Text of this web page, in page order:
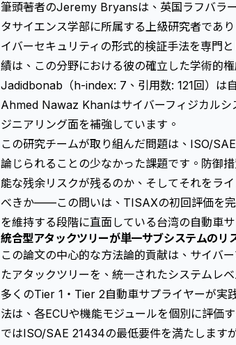
筆頭著者のJeremy Bryansは、英国ラフバラ
タサイエンス学部に所属する上級研究者であ
イバーセキュリティの形式的検証手法を専門
績は、この分野における彼の確立した学術的
Jadidbonab（h-index: 7、引用数: 121回）は
Ahmed Nawaz Khanはサイバーフィジカルシ
ジニアリング面を補強しています。
この研究チームが取り組んだ問題は、ISO/
論じられることの少なかった課題です。防御
能な残余リスクが残るのか、そしてそれをラ
べきか——この問いは、TISAXの初回評価を
を維持する段階に直面している台湾の自動車
統合型アタックツリーが単一サブシステムのリ
この論文の中心的な方法論的貢献は、サイバ
たアタックツリーを、統一されたシステムレ
多くのTier 1・Tier 2自動車サプライヤーが実
法は、各ECUや機能モジュールを個別に評価
ではISO/SAE 21434の最低要件を満たします